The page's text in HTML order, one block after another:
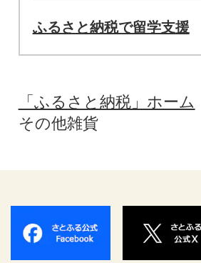
ふるさと納税で留学支援
「ふるさと納税」ホーム
その他雑貨